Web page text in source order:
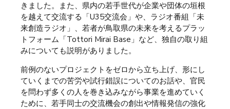
きました。また、県内の若手世代が企業や団体の垣根
を越えて交流する「U35交流会」や、ラジオ番組「未
来創造ラジオ」、若者が鳥取県の未来を考えるプラッ
トフォーム「Tottori Mirai Base」など、独自の取り組
みについても説明がありました。
前例のないプロジェクトをゼロから立ち上げ、形にし
ていくまでの苦労や試行錯誤についてのお話や、官民
を問わず多くの人を巻き込みながら事業を進めていく
ために、若手同士の交流機会の創出や情報発信の強化